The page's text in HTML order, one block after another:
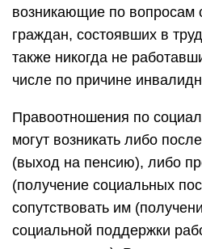
возникающие по вопросам
граждан, состоявших в
также никогда не
числе по причине
Правоотношения по
могут возникать либо
(выход на пенсию), либо
(получение социальных
сопутствовать им
социальной поддержки